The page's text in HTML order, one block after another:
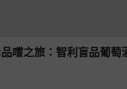
嚐之旅：智利盲品葡萄